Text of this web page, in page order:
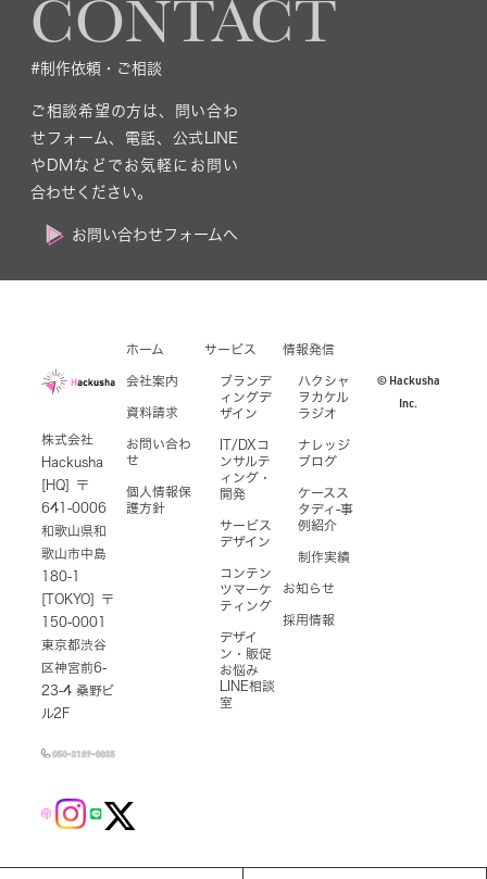
CONTACT
#制作依頼・ご相談
ご相談希望の方は、問い合わ
せフォーム、電話、公式LINE
やDMなどでお気軽にお問い
合わせください。
お問い合わせフォームへ
株式会社
Hackusha
[HQ] 〒
641-0006
和歌山県和
歌山市中島
180-1
[TOKYO] 〒
150-0001
東京都渋谷
区神宮前6-
23-4 桑野ビ
ル2F
ホーム
会社案内
資料請求
お問い合わ
せ
個人情報保
護方針
サービス
ブランデ
ィングデ
ザイン
IT/DXコ
ンサルテ
ィング・
開発
サービス
デザイン
コンテン
ツマーケ
ティング
デザイ
ン・販促
お悩み
LINE相談
室
情報発信
ハクシャ
ヲカケル
ラジオ
ナレッジ
ブログ
ケースス
タディ-事
例紹介
制作実績
お知らせ
採用情報
© Hackusha
Inc.